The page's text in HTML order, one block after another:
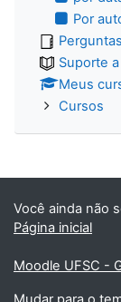
Por
Suporte
Meus
Cursos
Você ainda não
Página inicial
Moodle UFSC -